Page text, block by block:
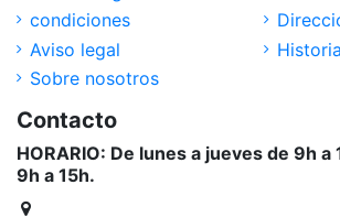
condiciones
Aviso legal
Sobre nosotros
Contacto
HORARIO: De lunes a jueves de 9h
9h a 15h.